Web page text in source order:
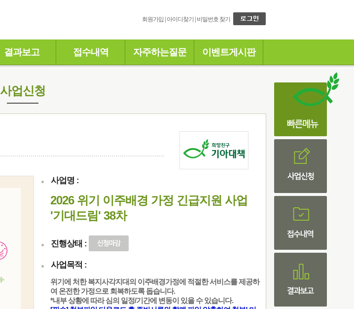
회원가입 아이디찾기 비밀번호 찾기
결과보고 접수내역 자주하는질문 이벤트게시판
사업신청
사업명 :
2026 위기 이주배경 가정 긴급지원 사업
'기대드림' 38차
진행상태 :
사업목적 :
위기에 처한 복지사각지대의 이주배경가정에 적절한 서비스를 제공하
여 온전한 가정으로 회복하도록 돕습니다.
*내부 상황에 따라 심의 일정/기간에 변동이 있을 수 있습니다.